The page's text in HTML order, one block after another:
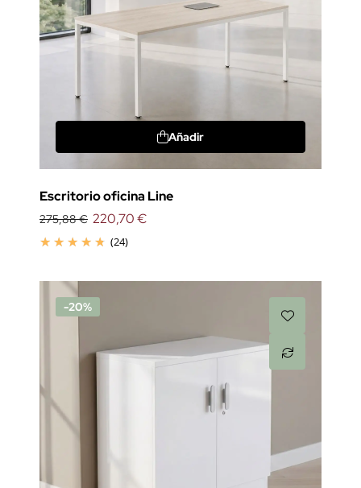
Añadir
Escritorio oficina Line
275,88 €
(24)
220,70 €
-20%